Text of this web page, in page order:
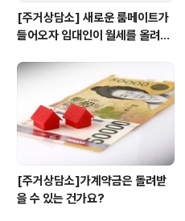
[주거상담소] 새로운 룸메이트가
들어오자 임대인이 월세를 올려달
[주거상담소]가계약금은 돌려받
을 수 있는 건가요?